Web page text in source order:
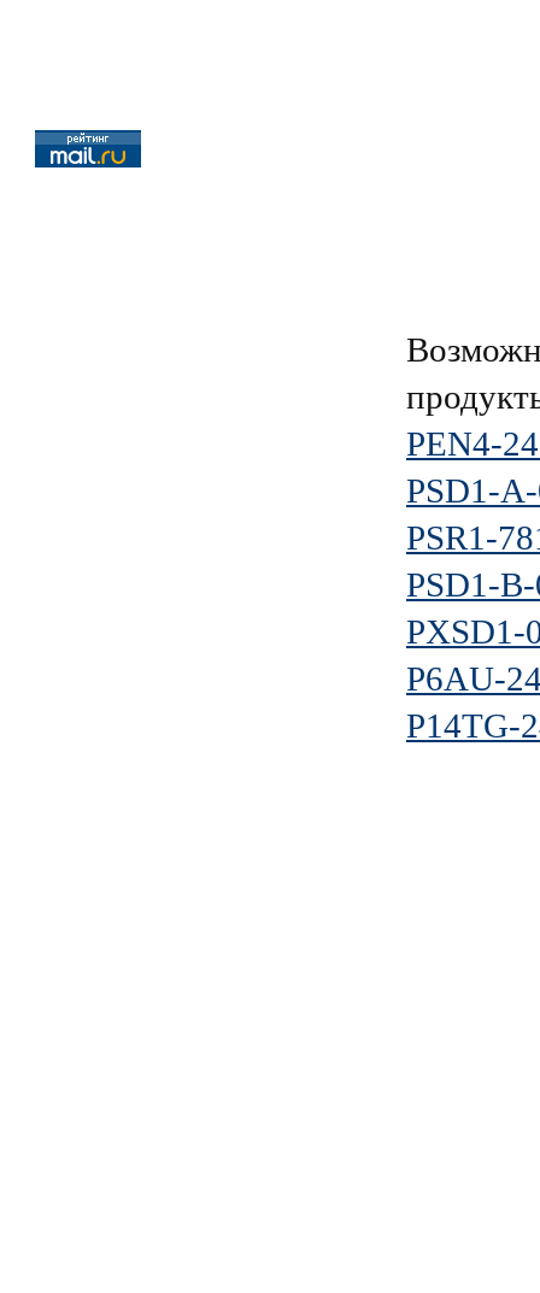
PEN4-
PSD1-
PSR1-
PSD1-
PXSD1-
P6AU-
P14TG-